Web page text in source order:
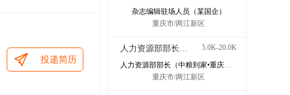
投递简历
杂志编辑驻场人员（某国企）
重庆市/两江新区
人力资源部部长（中粮到家•重庆哈鑫康业食品有限公司） 5.0K-20.0K
人力资源部部长（中粮到家•重庆哈鑫康业食品有限公司）
重庆市/两江新区